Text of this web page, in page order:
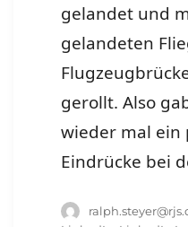
gelandet und
gelandeten
gerollt. Also
wieder mal ein
Eindrücke bei
Autor